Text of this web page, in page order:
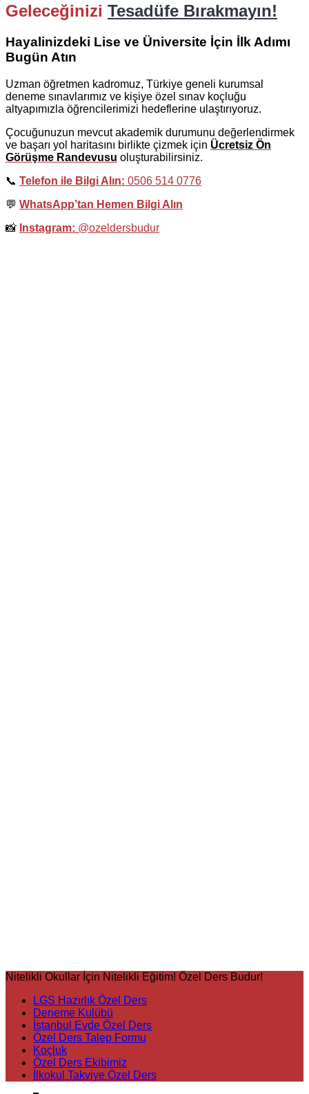
Geleceğinizi Tesadüfe Bırakmayın!
Hayalinizdeki Lise ve Üniversite İçin İlk Adımı
Bugün Atın
Uzman öğretmen kadromuz, Türkiye geneli kurumsal
deneme sınavlarımız ve kişiye özel sınav koçluğu
altyapımızla öğrencilerimizi hedeflerine ulaştırıyoruz.
Çocuğunuzun mevcut akademik durumunu değerlendirmek
ve başarı yol haritasını birlikte çizmek için Ücretsiz Ön
Görüşme Randevusu oluşturabilirsiniz.
📞 Telefon ile Bilgi Alın: 0506 514 0776
💬 WhatsApp’tan Hemen Bilgi Alın
📸 Instagram: @ozeldersbudur
Nitelikli Okullar İçin Nitelikli Eğitim! Özel Ders Budur!
LGS Hazırlık Özel Ders
Deneme Kulübü
İstanbul Evde Özel Ders
Özel Ders Talep Formu
Koçluk
Özel Ders Ekibimiz
İlkokul Takviye Özel Ders